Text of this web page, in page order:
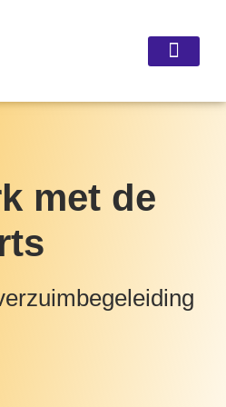
met de